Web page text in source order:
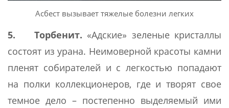
Асбест вызывает тяжелые болезни легких
5. Торбенит. «Адские» зеленые кристаллы
состоят из урана. Неимоверной красоты камни
пленят собирателей и с легкостью попадают
на полки коллекционеров, где и творят свое
темное дело – постепенно выделяемый ими